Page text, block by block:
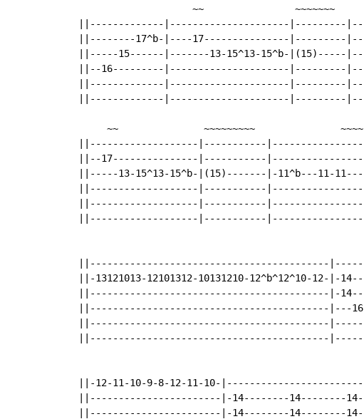
~~                ~~~~~~~
||-------------|---------------------|---------
||--------17^b-|----17---------------|---------|--
||-----15------|-------13-15^13-15^b-|(15)-----|--
||--16---------|---------------------|---------
||-------------|---------------------|---------
||-------------|---------------------|---------
      ~~               ~~~~~~~~~               ~~~~
||-------------------|-----------
||--17---------------|-----------
||-----13-15^13-15^b-|(15)-------|-11^b---11-
||-------------------|-----------|------------------|---
||-------------------|-----------
||-------------------|-----------
||------------------------------------------
||-13121013-12101312-10131210-12^b^12^10-12-
||------------------------------------------|-
||------------------------------------------|---
||------------------------------------------
||------------------------------------------
||-12-11-10-9-8-12-11-10-
||-----------------------|-14--------14--------14--|---
||-----------------------|-14--------14--------